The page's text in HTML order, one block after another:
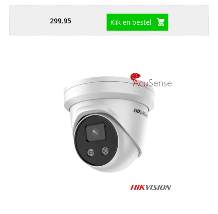
299,95 Klik en bestel